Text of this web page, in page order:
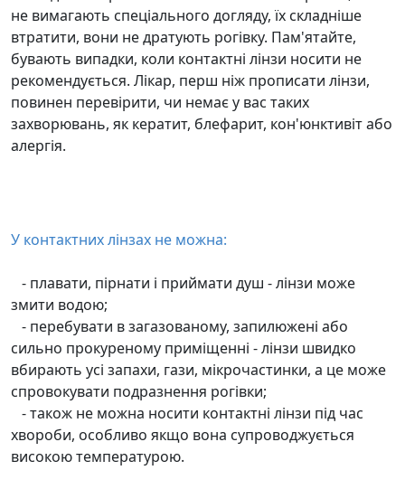
не вимагають спеціального догляду, їх складніше
втратити, вони не дратують рогівку. Пам'ятайте,
бувають випадки, коли контактні лінзи носити не
рекомендується. Лікар, перш ніж прописати лінзи,
повинен перевірити, чи немає у вас таких
захворювань, як кератит, блефарит, кон'юнктивіт або
алергія.
У контактних лінзах не можна:
- плавати, пірнати і приймати душ - лінзи може
змити водою;
- перебувати в загазованому, запилюжені або
сильно прокуреному приміщенні - лінзи швидко
вбирають усі запахи, гази, мікрочастинки, а це може
спровокувати подразнення рогівки;
- також не можна носити контактні лінзи під час
хвороби, особливо якщо вона супроводжується
високою температурою.